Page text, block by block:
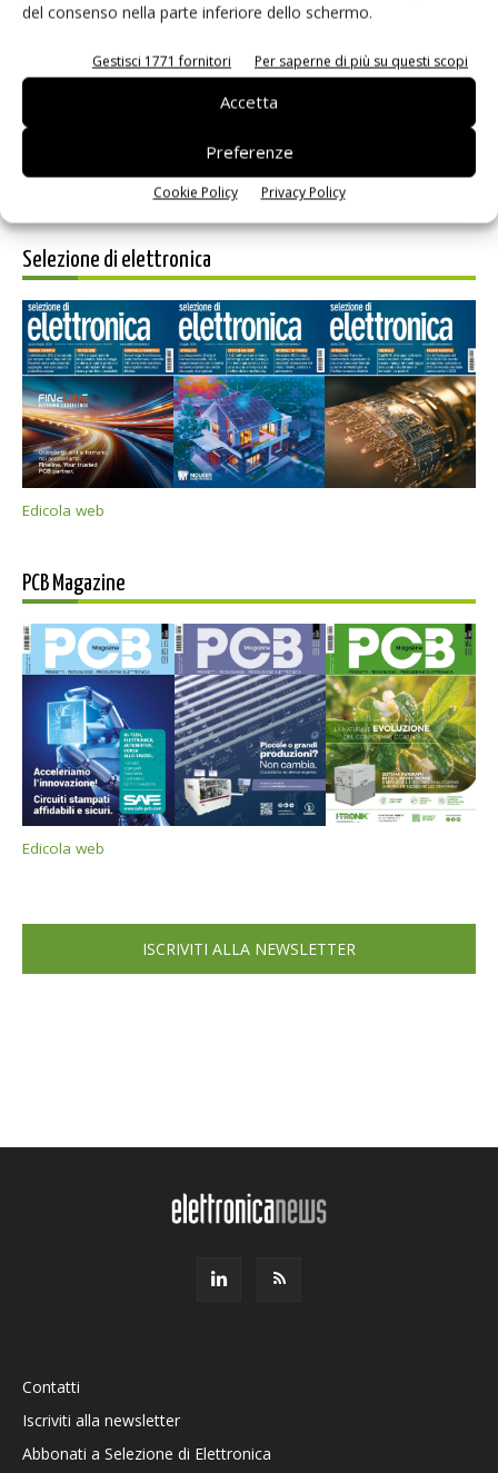
del consenso nella parte inferiore dello schermo.
Gestisci 1771 fornitori Per saperne di più su questi scopi
Accetta
Preferenze
Cookie Policy Privacy Policy
prossimi commenti.
Selezione di elettronica
Edicola web
PCB Magazine
Edicola web
ISCRIVITI ALLA NEWSLETTER
Contatti
Iscriviti alla newsletter
Abbonati a Selezione di Elettronica